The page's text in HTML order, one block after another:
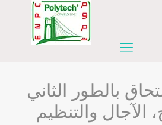
بالطور الثاني
الآجال والتنظيم